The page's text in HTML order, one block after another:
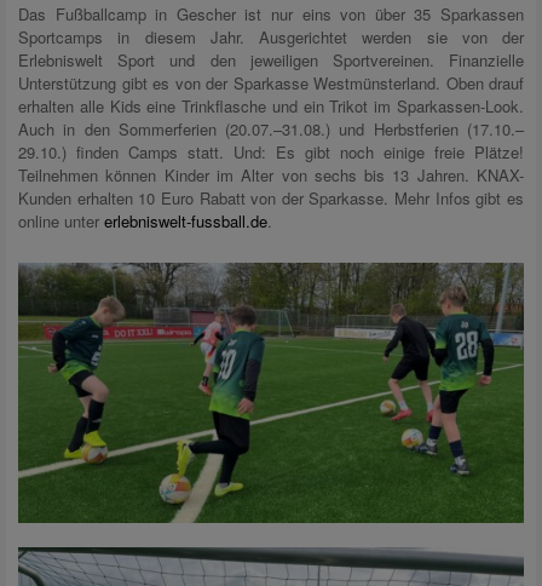
Das Fußballcamp in Gescher ist nur eins von über 35 Sparkassen
Sportcamps in diesem Jahr. Ausgerichtet werden sie von der
Erlebniswelt Sport und den jeweiligen Sportvereinen. Finanzielle
Unterstützung gibt es von der Sparkasse Westmünsterland. Oben drauf
erhalten alle Kids eine Trinkflasche und ein Trikot im Sparkassen-Look.
Auch in den Sommerferien (20.07.–31.08.) und Herbstferien (17.10.–
29.10.) finden Camps statt. Und: Es gibt noch einige freie Plätze!
Teilnehmen können Kinder im Alter von sechs bis 13 Jahren. KNAX-
Kunden erhalten 10 Euro Rabatt von der Sparkasse. Mehr Infos gibt es
online unter erlebniswelt-fussball.de